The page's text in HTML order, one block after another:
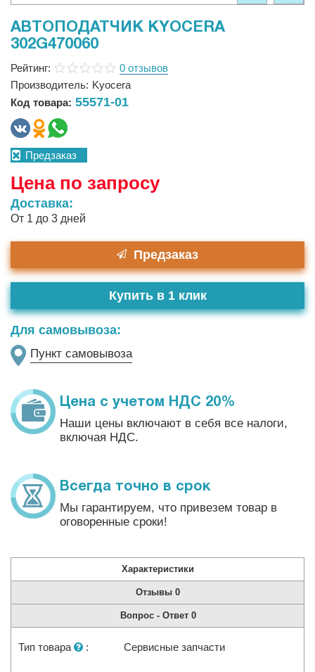
АВТОПОДАТЧИК KYOCERA
302G470060
Рейтинг:
0 отзывов
Производитель: Kyocera
Код товара: 55571-01
Предзаказ
Цена по запросу
Доставка:
От 1 до 3 дней
Предзаказ
Для самовывоза:
Пункт самовывоза
Купить в 1 клик
Цена с учетом НДС 20%
Наши цены включают в себя все налоги,
включая НДС.
Всегда точно в срок
Мы гарантируем, что привезем товар в
оговоренные сроки!
Характеристики
Отзывы 0
Вопрос - Ответ 0
Тип товара : Сервисные запчасти